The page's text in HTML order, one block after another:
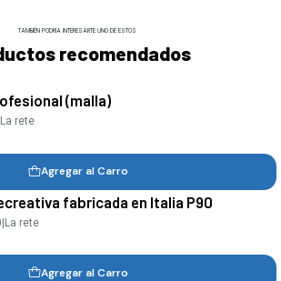
TAMBIÉN PODRÍA INTERESARTE UNO DE ESTOS
recomendados
(malla)
La rete
Agregar al Carro
fabricada en Italia P90
|La rete
Agregar al Carro